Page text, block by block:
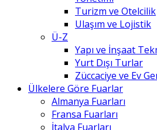
Turizm ve Otelcilik
Ulaşım ve Lojistik
Ü-Z
Yapı ve İnşaat
Yurt Dışı Turlar
Züccaciye ve Ev
Ülkelere Göre Fuarlar
Almanya Fuarları
Fransa Fuarları
İtalya Fuarları